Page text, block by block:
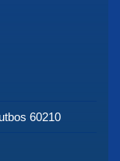
60210